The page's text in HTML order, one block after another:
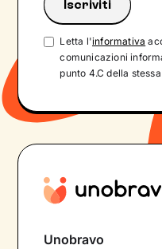
Letta l'informativa
comunicazioni
punto 4.C della stessa
Unobravo